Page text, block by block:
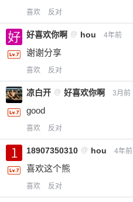
喜欢 反对
好喜欢你啊 @ hou 4年前
谢谢分享
喜欢 反对
凉白开 @ 好喜欢你啊 3月前
good
喜欢 反对
18907350310 @ hou 4年前
喜欢这个熊
喜欢 反对